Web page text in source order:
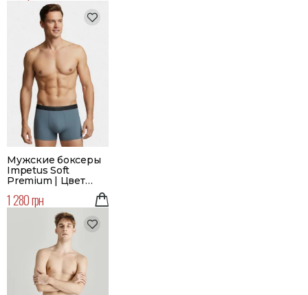
Мужские боксеры
Impetus Soft
Premium | Цвет
1 280 грн